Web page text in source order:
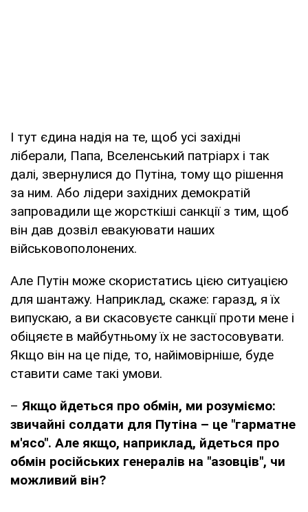
І тут єдина надія на те, щоб усі західні
ліберали, Папа, Вселенський патріарх і так
далі, звернулися до Путіна, тому що рішення
за ним. Або лідери західних демократій
запровадили ще жорсткіші санкції з тим, щоб
він дав дозвіл евакуювати наших
військовополонених.
Але Путін може скористатись цією ситуацією
для шантажу. Наприклад, скаже: гаразд, я їх
випускаю, а ви скасовуєте санкції проти мене і
обіцяєте в майбутньому їх не застосовувати.
Якщо він на це піде, то, найімовірніше, буде
ставити саме такі умови.
– Якщо йдеться про обмін, ми розуміємо:
звичайні солдати для Путіна – це "гарматне
м'ясо". Але якщо, наприклад, йдеться про
обмін російських генералів на "азовців", чи
можливий він?